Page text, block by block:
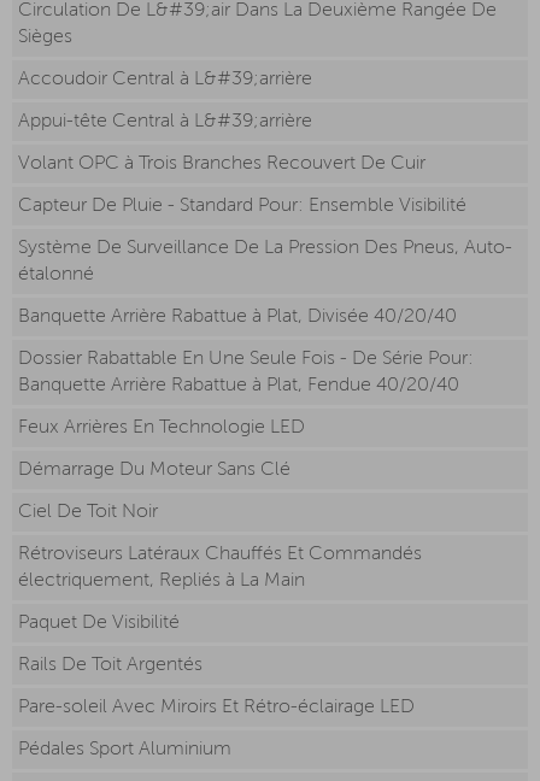
Circulation De L&#39;air Dans La Deuxième Rangée De
Sièges
Accoudoir Central à L&#39;arrière
Appui-tête Central à L&#39;arrière
Volant OPC à Trois Branches Recouvert De Cuir
Capteur De Pluie - Standard Pour: Ensemble Visibilité
Système De Surveillance De La Pression Des Pneus, Auto-
étalonné
Banquette Arrière Rabattue à Plat, Divisée 40/20/40
Dossier Rabattable En Une Seule Fois - De Série Pour:
Banquette Arrière Rabattue à Plat, Fendue 40/20/40
Feux Arrières En Technologie LED
Démarrage Du Moteur Sans Clé
Ciel De Toit Noir
Rétroviseurs Latéraux Chauffés Et Commandés
électriquement, Repliés à La Main
Paquet De Visibilité
Rails De Toit Argentés
Pare-soleil Avec Miroirs Et Rétro-éclairage LED
Pédales Sport Aluminium